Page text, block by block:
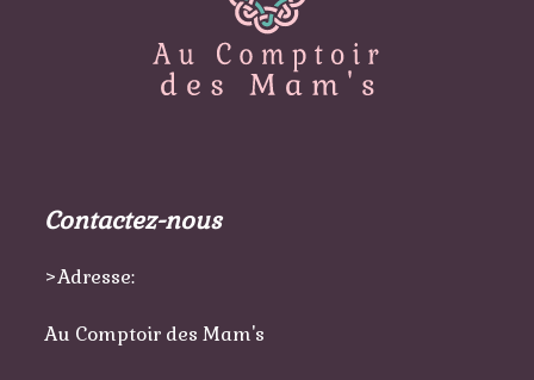
Contactez-nous
>Adresse:
Au Comptoir des Mam's